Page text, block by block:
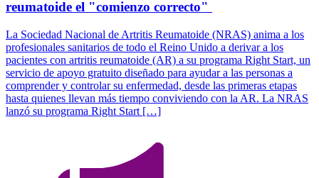
reumatoide el "comienzo correcto"
La Sociedad Nacional de Artritis Reumatoide (NRAS) anima a los
profesionales sanitarios de todo el Reino Unido a derivar a los
pacientes con artritis reumatoide (AR) a su programa Right Start, un
servicio de apoyo gratuito diseñado para ayudar a las personas a
comprender y controlar su enfermedad, desde las primeras etapas
hasta quienes llevan más tiempo conviviendo con la AR. La NRAS
lanzó su programa Right Start […]